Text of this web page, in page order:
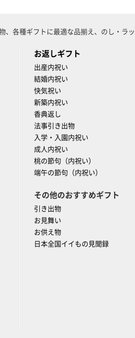
、各種ギフトに最適な品揃え、のし・ラ
お返しギフト
出産内祝い
結婚内祝い
快気祝い
新築内祝い
香典返し
法事引き出物
入学・入園内祝い
成人内祝い
桃の節句（内祝い）
端午の節句（内祝い）
その他のおすすめギフト
引き出物
お見舞い
お供え物
日本全国イイもの見聞録